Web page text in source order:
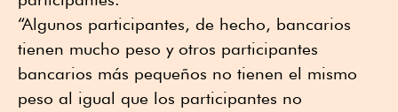
“Algunos participantes, de hecho, bancarios
tienen mucho peso y otros participantes
bancarios más pequeños no tienen el mismo
peso al igual que los participantes no